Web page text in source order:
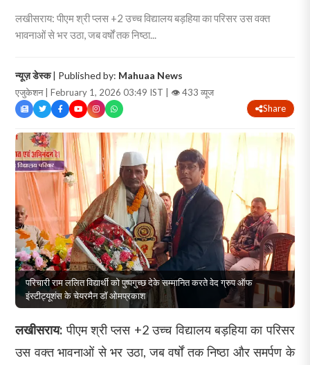
लखीसराय: पीएम श्री प्लस +2 उच्च विद्यालय बड़हिया का परिसर उस वक्त
भावनाओं से भर उठा, जब वर्षों तक निष्ठा...
न्यूज़ डेस्क| Published by: Mahuaa News
एजुकेशन | February 1, 2026 03:49 IST | 👁 433 व्यूज
Share
परिचारी राम ललित विद्यार्थी को पुष्पगुच्छ देके सम्मानित करते वेद ग्रुप ऑफ
इंस्टीट्यूशंस के चेयरमैन डॉ ओमप्रकाश
लखीसराय: पीएम श्री प्लस +2 उच्च विद्यालय बड़हिया का परिसर
उस वक्त भावनाओं से भर उठा, जब वर्षों तक निष्ठा और समर्पण के